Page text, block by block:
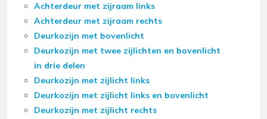
Achterdeur met zijraam links
Achterdeur met zijraam rechts
Deurkozijn met bovenlicht
Deurkozijn met twee zijlichten en bovenlicht
in drie delen
Deurkozijn met zijlicht links
Deurkozijn met zijlicht links en bovenlicht
Deurkozijn met zijlicht rechts